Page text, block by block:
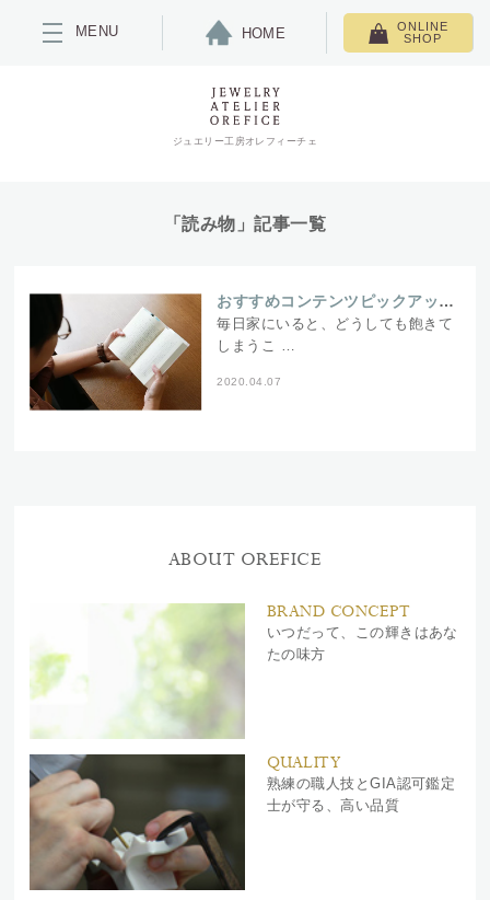
MENU HOME
ONLINE
SHOP
ジュエリー工房オレフィーチェ
「読み物」記事一覧
おすすめコンテンツピックアップ集
毎日家にいると、どうしても飽きて
しまうこ …
2020.04.07
ABOUT OREFICE
BRAND CONCEPT
いつだって、この輝きはあな
たの味方
QUALITY
熟練の職人技とGIA認可鑑定
士が守る、高い品質